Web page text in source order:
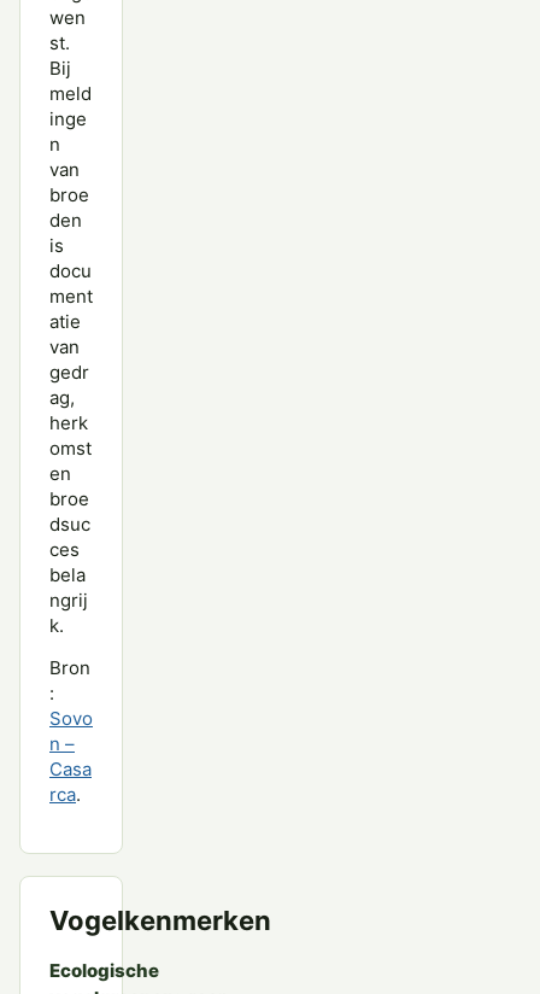
wen
st.
Bij
meld
inge
n
van
broe
den
is
docu
ment
atie
van
gedr
ag,
herk
omst
en
broe
dsuc
ces
bela
ngrij
k.
Bron
:
Sovo
n –
Casa
rca.
Vogelkenmerken
Ecologische